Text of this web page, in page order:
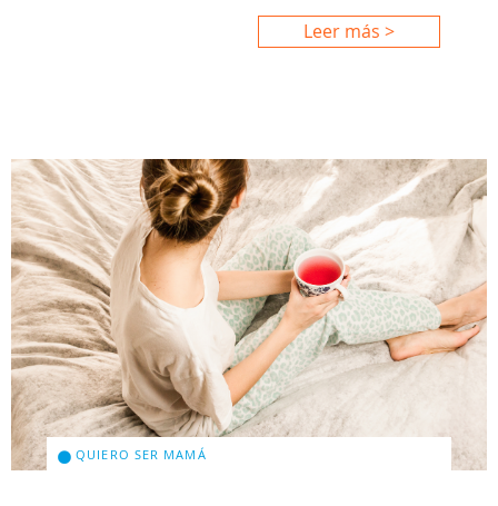
Leer más >
QUIERO SER MAMÁ